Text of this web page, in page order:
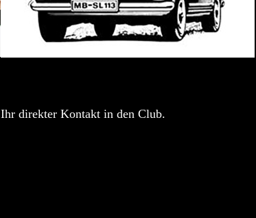
Ihr direkter Kontakt in den Club.